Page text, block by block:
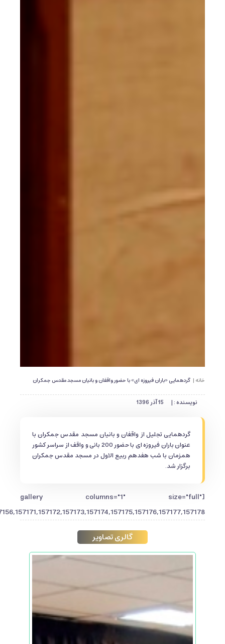
خانه | گردهمایی «باران فیروزه ای» با حضور واقفان و بانیان مسجد مقدس جمکران
نویسنده : | 15 آذر 1396
گردهمایی تجلیل از واقفان و بانیان مسجد مقدس جمکران با
عنوان باران فیروزه ای با حضور 200 بانی و واقف از سراسر کشور
همزمان با شب هفدهم ربیع الاول در مسجد مقدس جمکران
برگزار شد.
[gallery columns="1" size="full"
گالری تصاویر